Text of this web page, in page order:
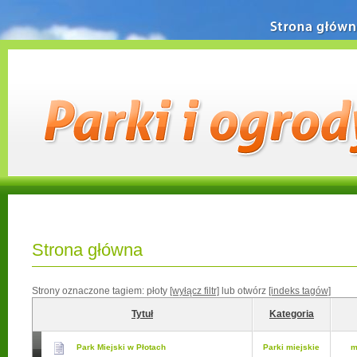
Strona główna
Strony oznaczone tagiem: płoty [wyłącz filtr] lub otwórz [indeks tagów]
Tytuł Kategoria
Park Miejski w Płotach Parki miejskie
Strona główna